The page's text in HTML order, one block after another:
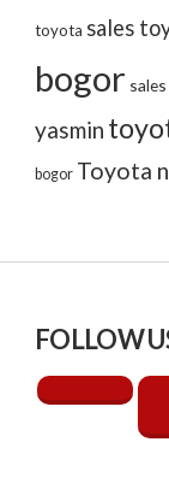
toyota sales
bogor
yasmin
bogor Toyota
FOLLOW